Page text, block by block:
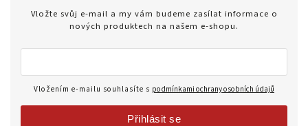
Vložte svůj e-mail a my vám budeme zasílat informace o
nových produktech na našem e-shopu.
Vložením e-mailu souhlasíte s podmínkami ochrany osobních údajů
Přihlásit se